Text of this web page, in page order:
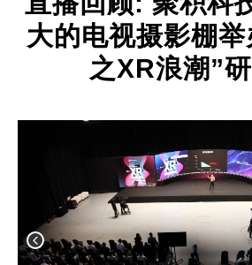
大的电视摄影棚
之XR浪潮”